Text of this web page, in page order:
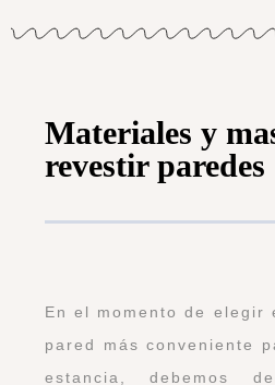
Materiales y
revestir paredes
En el momento de elegir
pared más conveniente
estancia, debemos